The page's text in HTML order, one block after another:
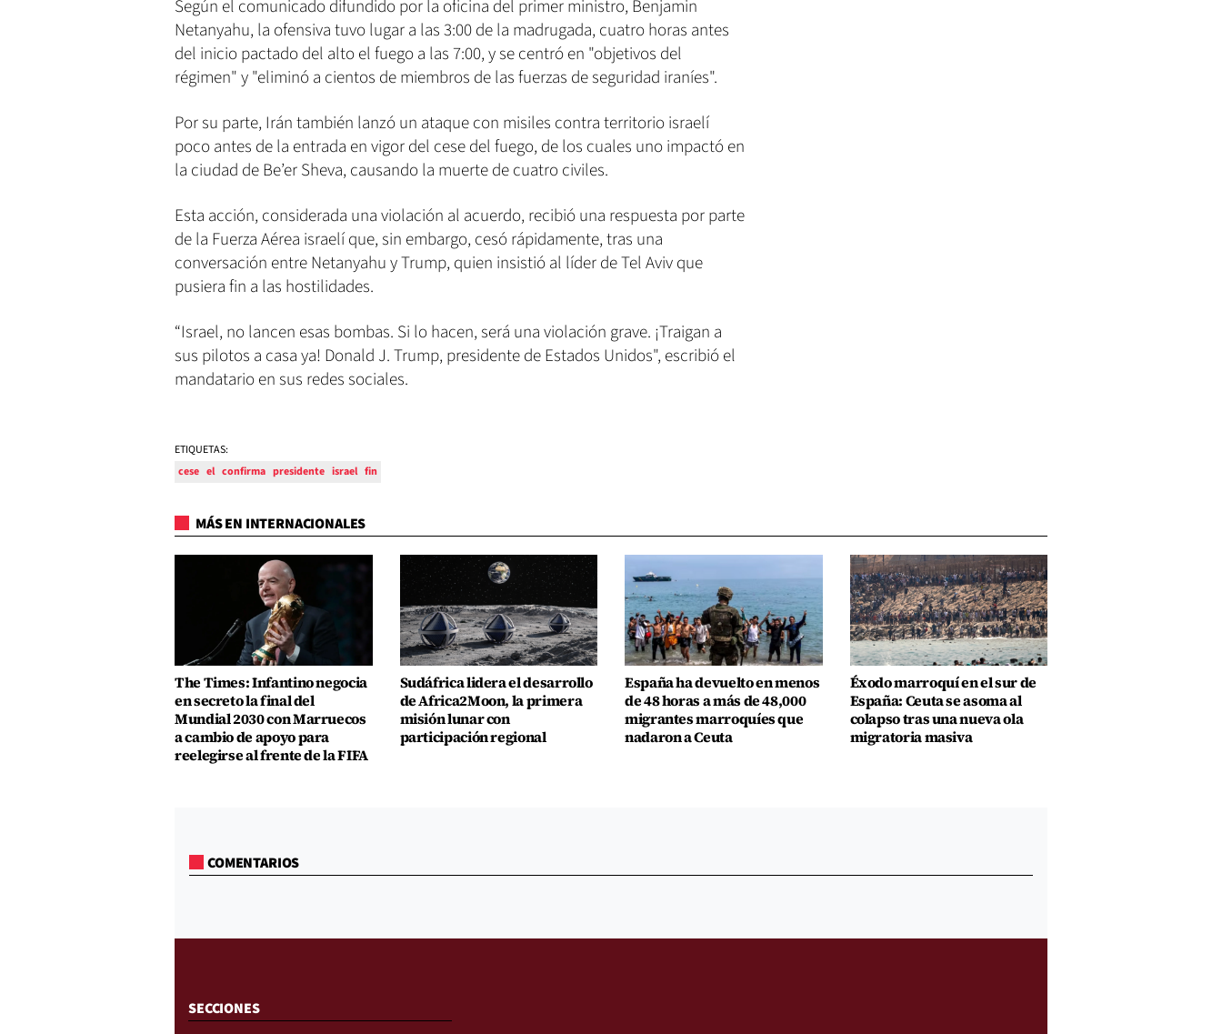
Según el comunicado difundido por la oficina del primer ministro, Benjamin
Netanyahu, la ofensiva tuvo lugar a las 3:00 de la madrugada, cuatro horas antes
del inicio pactado del alto el fuego a las 7:00, y se centró en "objetivos del
régimen" y "eliminó a cientos de miembros de las fuerzas de seguridad iraníes".
Por su parte, Irán también lanzó un ataque con misiles contra territorio israelí
poco antes de la entrada en vigor del cese del fuego, de los cuales uno impactó en
la ciudad de Be’er Sheva, causando la muerte de cuatro civiles.
Esta acción, considerada una violación al acuerdo, recibió una respuesta por parte
de la Fuerza Aérea israelí que, sin embargo, cesó rápidamente, tras una
conversación entre Netanyahu y Trump, quien insistió al líder de Tel Aviv que
pusiera fin a las hostilidades.
“Israel, no lancen esas bombas. Si lo hacen, será una violación grave. ¡Traigan a
sus pilotos a casa ya! Donald J. Trump, presidente de Estados Unidos", escribió el
mandatario en sus redes sociales.
ETIQUETAS:
cese el confirma presidente israel fin
MÁS EN INTERNACIONALES
The Times: Infantino negocia
en secreto la final del
Mundial 2030 con Marruecos
a cambio de apoyo para
reelegirse al frente de la FIFA
Sudáfrica lidera el desarrollo
de Africa2Moon, la primera
misión lunar con
participación regional
España ha devuelto en menos
de 48 horas a más de 48,000
migrantes marroquíes que
nadaron a Ceuta
Éxodo marroquí en el sur de
España: Ceuta se asoma al
colapso tras una nueva ola
migratoria masiva
COMENTARIOS
SECCIONES